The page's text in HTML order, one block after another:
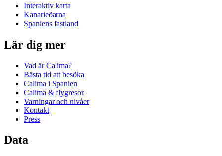
Interaktiv karta
Kanarieöarna
Spaniens fastland
Lär dig mer
Vad är Calima?
Bästa tid att besöka
Calima i Spanien
Calima & flygresor
Varningar och nivåer
Kontakt
Press
Data